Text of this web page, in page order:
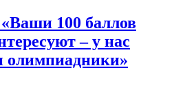
100 баллов
– у нас
олимпиадники»